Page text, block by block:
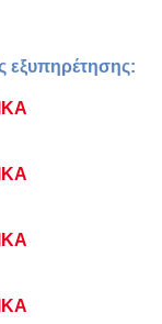
εξυπηρέτησης: